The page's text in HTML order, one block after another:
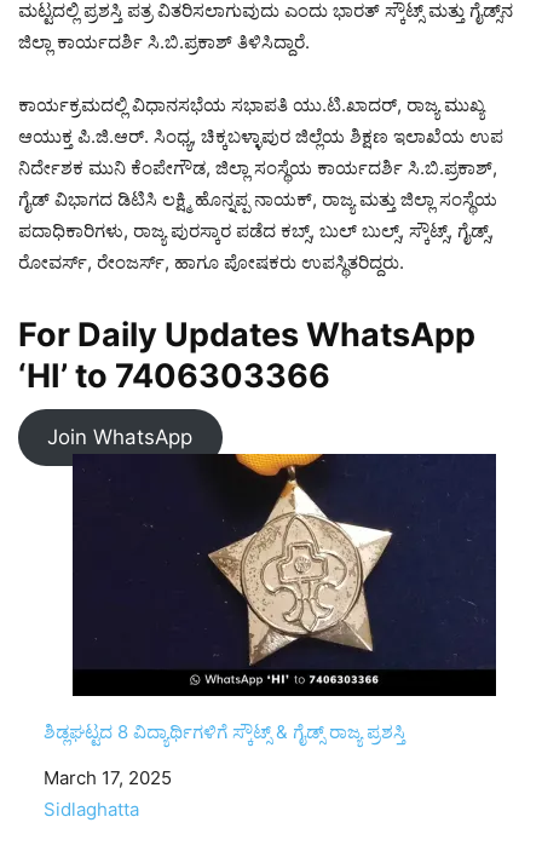
ಮಟ್ಟದಲ್ಲಿ ಪ್ರಶಸ್ತಿ ಪತ್ರ ವಿತರಿಸಲಾಗುವುದು ಎಂದು ಭಾರತ್ ಸ್ಕೌಟ್ಸ್ ಮತ್ತು ಗೈಡ್ಸ್‌ನ
ಜಿಲ್ಲಾ ಕಾರ್ಯದರ್ಶಿ ಸಿ.ಬಿ.ಪ್ರಕಾಶ್ ತಿಳಿಸಿದ್ದಾರೆ.
ಕಾರ್ಯಕ್ರಮದಲ್ಲಿ ವಿಧಾನಸಭೆಯ ಸಭಾಪತಿ ಯು.ಟಿ.ಖಾದರ್, ರಾಜ್ಯ ಮುಖ್ಯ
ಆಯುಕ್ತ ಪಿ.ಜಿ.ಆರ್. ಸಿಂಧ್ಯ, ಚಿಕ್ಕಬಳ್ಳಾಪುರ ಜಿಲ್ಲೆಯ ಶಿಕ್ಷಣ ಇಲಾಖೆಯ ಉಪ
ನಿರ್ದೇಶಕ ಮುನಿ ಕೆಂಪೇಗೌಡ, ಜಿಲ್ಲಾ ಸಂಸ್ಥೆಯ ಕಾರ್ಯದರ್ಶಿ ಸಿ.ಬಿ.ಪ್ರಕಾಶ್,
ಗೈಡ್ ವಿಭಾಗದ ಡಿಟಿಸಿ ಲಕ್ಷ್ಮಿ ಹೊನ್ನಪ್ಪ ನಾಯಕ್, ರಾಜ್ಯ ಮತ್ತು ಜಿಲ್ಲಾ ಸಂಸ್ಥೆಯ
ಪದಾಧಿಕಾರಿಗಳು, ರಾಜ್ಯ ಪುರಸ್ಕಾರ ಪಡೆದ ಕಬ್ಸ್, ಬುಲ್ ಬುಲ್ಸ್, ಸ್ಕೌಟ್ಸ್, ಗೈಡ್ಸ್,
ರೋವರ್ಸ್, ರೇಂಜರ್ಸ್, ಹಾಗೂ ಪೋಷಕರು ಉಪಸ್ಥಿತರಿದ್ದರು.
For Daily Updates WhatsApp
‘HI’ to 7406303366
Join WhatsApp
ಶಿಡ್ಲಘಟ್ಟದ 8 ವಿದ್ಯಾರ್ಥಿಗಳಿಗೆ ಸ್ಕೌಟ್ಸ್ & ಗೈಡ್ಸ್ ರಾಜ್ಯ ಪ್ರಶಸ್ತಿ
Date
March 17, 2025
In relation to
Sidlaghatta